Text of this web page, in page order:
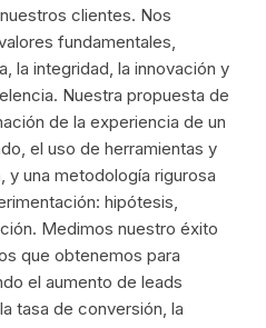
clientes. Nos
fundamentales,
la integridad, la innovación y
Nuestra propuesta de
de la experiencia de un
el uso de herramientas y
y una metodología rigurosa
hipótesis,
Medimos nuestro éxito
que obtenemos para
el aumento de leads
tasa de conversión, la